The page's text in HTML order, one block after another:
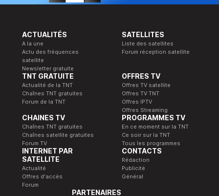
ACTUALITÉS
A la une
Actu des fréquences
satellite
Newsletter gratuite
SATELLITES
Liste des satellites
Forum réception satellite
TNT GRATUITE
Actualité de la TNT
Chaînes TNT gratuites
Forum de la TNT
OFFRES TV
Offres TV satellite
Offres TV TNT
Offres IPTV
Offres Streaming
CHAINES TV
Chaînes TNT gratuites
Chaînes satellite gratuites
Forum TV
PROGRAMMES TV
En ce moment sur la TNT
Ce soir sur la TNT
Tous les programmes
INTERNET PAR
SATELLITE
Actualité
Offres d'accès
Forum
CONTACTS
Rédaction
Publicité
Général
PARTENAIRES